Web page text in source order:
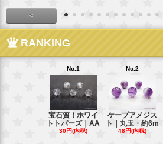
<
RANKING
No.1
宝石質！ホワイ
トトパーズ｜AA
30円(内税)
No.2
ケープアメジス
ト｜丸玉・約6m
48円(内税)